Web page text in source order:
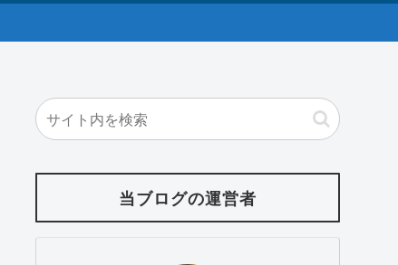
当ブログの運営者